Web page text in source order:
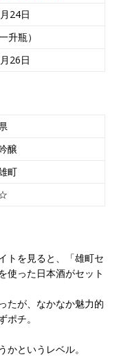
24日
升瓶）
26日
醸
町
トを見ると、「雄町セ
使った日本酒がセット
たが、なかなか魅力的
チ。
というレベル。